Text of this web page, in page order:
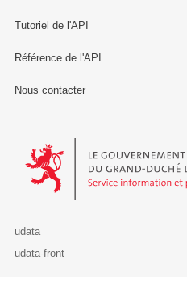
Tutoriel de l'API
Référence de l'API
Nous contacter
Le Gouvernement du Grand-
udata
udata-front